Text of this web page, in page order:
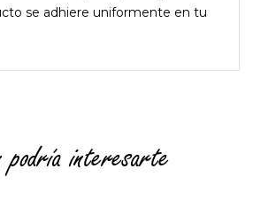
se adhiere uniformente en tu
podría interesarte